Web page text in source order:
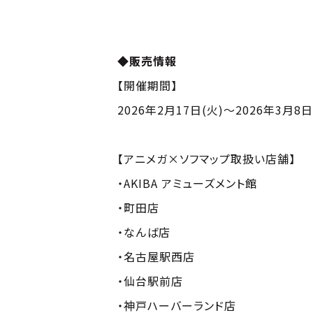
◆販売情報
【開催期間】
2026年2月17日(火)～2026年3月8
【アニメガ×ソフマップ取扱い店舗】
・AKIBA アミューズメント館
・町田店
・なんば店
・名古屋駅西店
・仙台駅前店
・神戸ハーバーランド店